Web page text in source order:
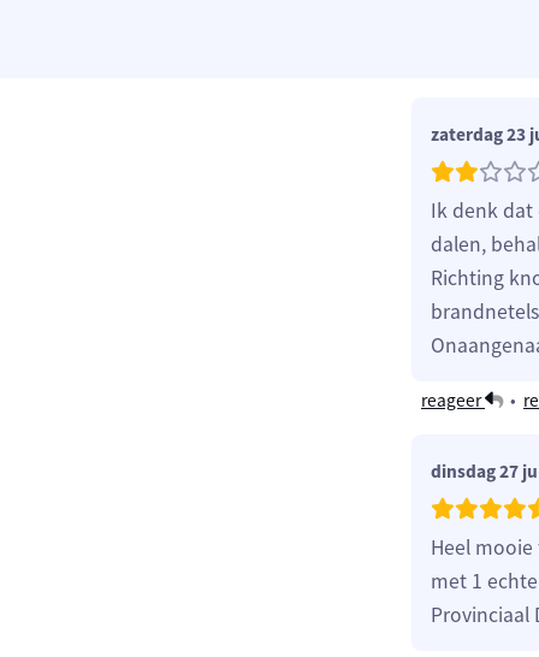
zaterdag 23
Ik denk dat
dalen,
Richting
reageer •
dinsdag 27
Heel
met 1
Provinciaal